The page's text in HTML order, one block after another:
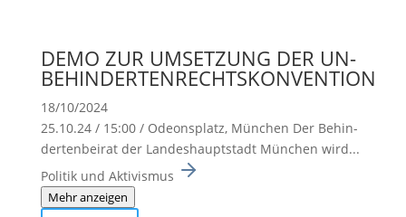
DEMO ZUR UMSETZUNG DER UN-
BEHINDERTENRECHTSKONVENTION
18/10/2024
25.10.24 / 15:00 / Odeons­platz, München Der Behin­
der­ten­beirat der Landes­haupt­stadt München wird...
Politik und Aktivismus
Mehr anzeigen